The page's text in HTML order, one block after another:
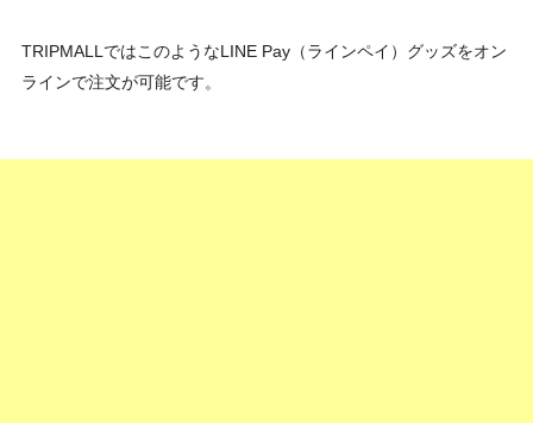
TRIPMALLではこのようなLINE Pay（ラインペイ）グッズをオン
ラインで注文が可能です。